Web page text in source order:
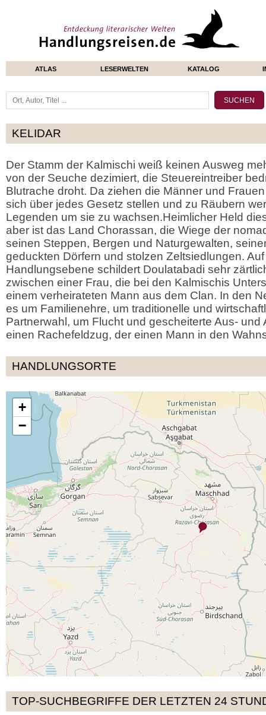
ATLAS LESERWELTEN KATALOG
KELIDAR
Der Stamm der Kalmischi weiß keinen Ausweg
von der Seuche dezimiert, die Steuereintreiber
Blutrache droht. Da ziehen die Männer und
sich über jedes Gesetz stellen und zu Räubern
Legenden um sie zu wachsen.Heimlicher Held
aber ist das Land Chorassan, die Wiege der
seinen Steppen, Bergen und Naturgewalten,
geduckten Dörfern und stolzen Zeltsiedlungen.
Handlungsebene schildert Doulatabadi sehr
zwischen einer Frau, die bei den Kalmischis
einem verheirateten Mann aus dem Clan. In den
es um Familienehre, um traditionelle und
Partnerwahl, um Flucht und gescheiterte Aus- und
einen Rachefeldzug, der einen Mann in den
HANDLUNGSORTE
+
−
TOP-SUCHBEGRIFFE DER LETZTEN 24